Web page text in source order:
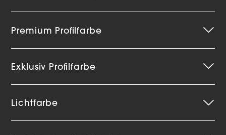
Premium Profilfarbe
Exklusiv Profilfarbe
Lichtfarbe